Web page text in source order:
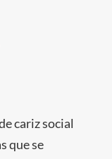
cariz social
que se